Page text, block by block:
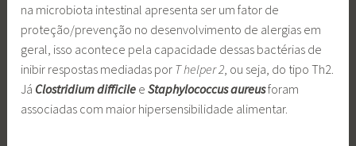
na microbiota intestinal apresenta ser um fator de
proteção/prevenção no desenvolvimento de alergias em
geral, isso acontece pela capacidade dessas bactérias de
inibir respostas mediadas por T helper 2 , ou seja, do tipo Th2.
Já Clostridium difficile e Staphylococcus aureusforam
associadas com maior hipersensibilidade alimentar.